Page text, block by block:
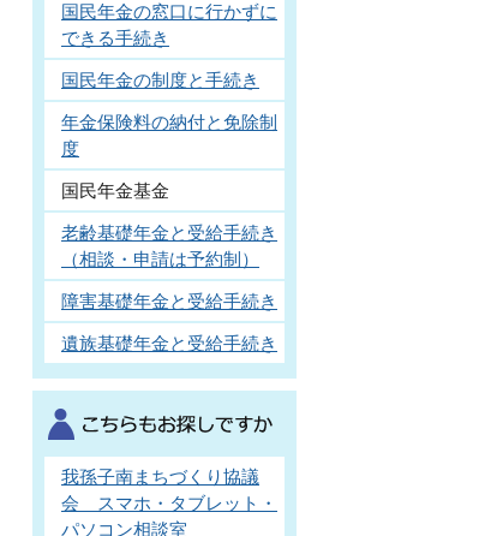
国民年金の窓口に行かずに
できる手続き
国民年金の制度と手続き
年金保険料の納付と免除制
度
国民年金基金
老齢基礎年金と受給手続き
（相談・申請は予約制）
障害基礎年金と受給手続き
遺族基礎年金と受給手続き
我孫子南まちづくり協議
会 スマホ・タブレット・
パソコン相談室